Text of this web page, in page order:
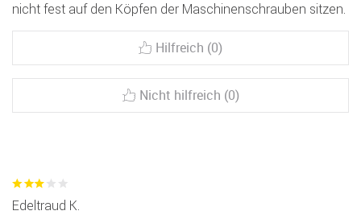
nicht fest auf den Köpfen der Maschinenschrauben sitzen.
Hilfreich (0)
Nicht hilfreich (0)
Edeltraud K.